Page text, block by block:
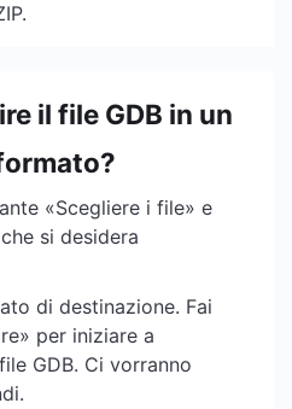
il file GDB in un
«Scegliere i file» e
si desidera
di destinazione. Fai
per iniziare a
GDB. Ci vorranno